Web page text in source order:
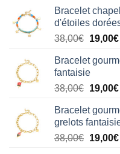
Bracelet
d'étoiles
38,00€ Le
initial
était :
38,00€.
19,00€
Bracelet
fantaisie
38,00€ Le
initial
était :
38,00€.
19,00€
Bracelet
grelots
38,00€ Le
19,00€